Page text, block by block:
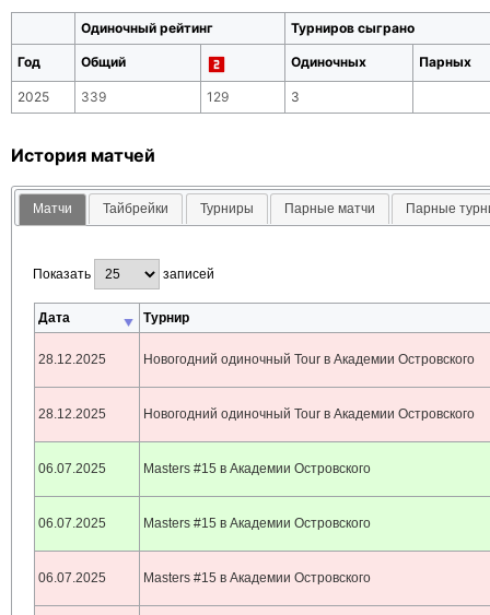
Одиночный рейтинг Турниров сыграно
Год Общий Одиночных Парных
2025 339 129 3
История матчей
Матчи Тайбрейки Турниры Парные матчи Парные
Показать записей
Дата Турнир
28.12.2025 Новогодний одиночный Tour в Академии Островского
28.12.2025 Новогодний одиночный Tour в Академии Островского
06.07.2025 Masters #15 в Академии Островского
06.07.2025 Masters #15 в Академии Островского
06.07.2025 Masters #15 в Академии Островского